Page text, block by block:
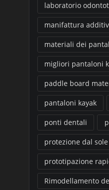
laboratorio
manifattura
materiali dei
migliori pantaloni
paddle board
pantaloni kayak
ponti dentali
protezione dal sole
prototipazione
Rimodellamento